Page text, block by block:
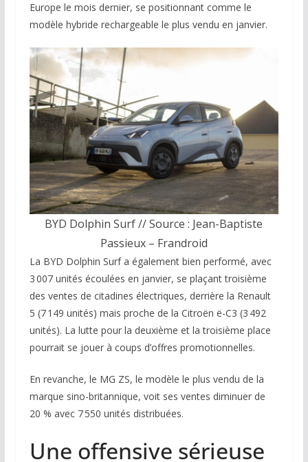
Europe le mois dernier, se positionnant comme le
modèle hybride rechargeable le plus vendu en janvier.
BYD Dolphin Surf // Source : Jean-Baptiste
Passieux – Frandroid
La BYD Dolphin Surf a également bien performé, avec
3 007 unités écoulées en janvier, se plaçant troisième
des ventes de citadines électriques, derrière la Renault
5 (7 149 unités) mais proche de la Citroën ë-C3 (3 492
unités). La lutte pour la deuxième et la troisième place
pourrait se jouer à coups d’offres promotionnelles.
En revanche, le MG ZS, le modèle le plus vendu de la
marque sino-britannique, voit ses ventes diminuer de
20 % avec 7 550 unités distribuées.
Une offensive sérieuse